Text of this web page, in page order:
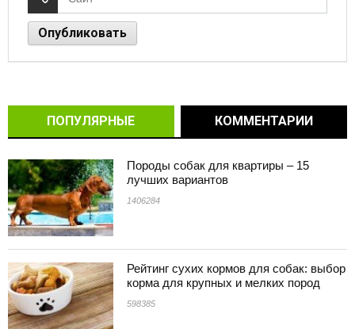
ПОПУЛЯРНЫЕ КОММЕНТАРИИ
Породы собак для квартиры – 15
лучших вариантов
1406284
Рейтинг сухих кормов для собак: выбор
корма для крупных и мелких пород
598385